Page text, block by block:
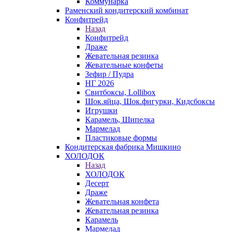
Раменский кондитерский комбинат
Конфитрейд
Назад
Конфитрейд
Драже
Жевательная резинка
Жевательные конфеты
Зефир / Пудра
НГ 2026
Свитбоксы, Lollibox
Шок.яйца, Шок.фигурки, Кидсбоксы
Игрушки
Карамель, Шипелка
Мармелад
Пластиковые формы
Кондитерская фабрика Мишкино
ХОЛОДОК
Назад
ХОЛОДОК
Десерт
Драже
Жевательная конфета
Жевательная резинка
Карамель
Мармелад